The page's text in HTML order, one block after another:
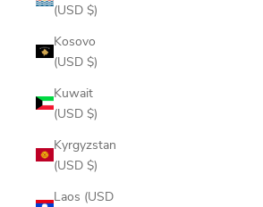
(USD $)
Kosovo
(USD $)
Kuwait
(USD $)
Kyrgyzstan
(USD $)
Laos (USD